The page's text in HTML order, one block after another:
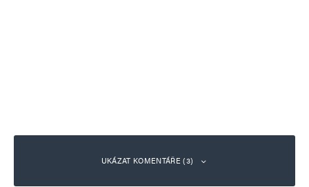
UKÁZAT KOMENTÁŘE (3)